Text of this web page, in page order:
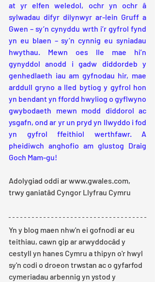
at yr elfen weledol, ochr yn ochr â
sylwadau difyr dilynwyr ar-lein Gruff a
Gwen – sy’n cynyddu wrth i’r gyfrol fynd
yn eu blaen – sy’n cynnig eu syniadau
hwythau. Mewn oes lle mae hi’n
gynyddol anodd i gadw diddordeb y
genhedlaeth iau am gyfnodau hir, mae
arddull gryno a lled bytiog y gyfrol hon
yn bendant yn ffordd hwyliog o gyflwyno
gwybodaeth mewn modd diddorol ac
ysgafn, ond ar yr un pryd yn llwyddo i fod
yn gyfrol ffeithiol werthfawr. A
pheidiwch anghofio am glustog Draig
Goch Mam-gu!
Adolygiad oddi ar www.gwales.com,
trwy ganiatâd Cyngor Llyfrau Cymru
Yn y blog maen nhw'n ei gofnodi ar eu
teithiau, cawn gip ar arwyddocâd y
cestyll yn hanes Cymru a thipyn o'r hwyl
sy'n codi o droeon trwstan ac o gyfarfod
cymeriadau arbennig yn ystod y